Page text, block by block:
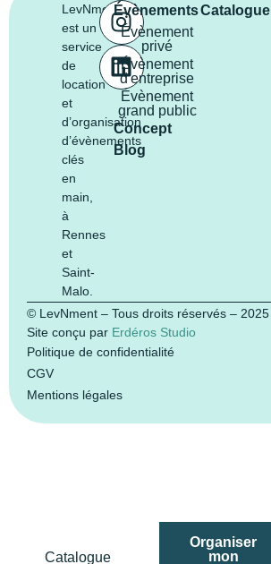
LevNment
est un
service
de
location
et
d’organisation
d’évènements
clés
en
main,
à
Rennes
et
Saint-
Malo.
Évènements
Évènement
privé
Évènement
d'entreprise
Évènement
grand public
Concept
Blog
Catalogue
© LevNment – Tous droits réservés – 2025
Site conçu par Erdéros Studio
Politique de confidentialité
CGV
Mentions légales
Catalogue
Organiser
mon